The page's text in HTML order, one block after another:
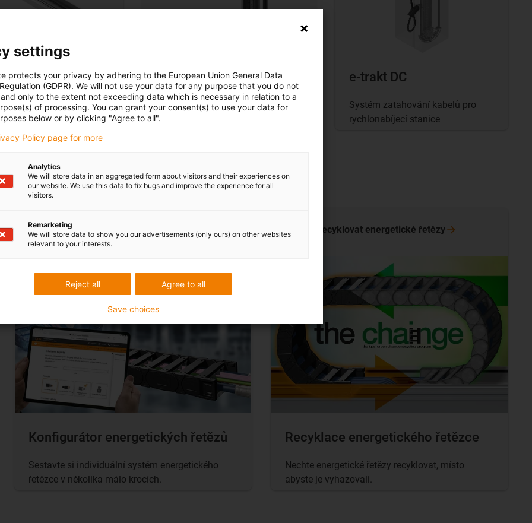
AC horizontální
nabíjecích kabelů pro
AC
e-trakt 3.1
Kompaktní jednotka pro
zatahování kabelů pro nabíjecí
stanice pro elektromobily
e-trakt DC
Systém zatahování kabelů pro
rychlonabíjecí stanice
položky
Konfigurátor energetických řetězů
Sestavte si individuální systém energetického
řetězce v několika málo krocích.
Rychlá konfigurace energetických řetězců
Recyklace energetického řetězce
Nechte energetické řetězy recyklovat, místo
abyste je vyhazovali.
Nechat recyklovat energetické řetězy
settings
protects your privacy by adhering to the European Union General Data
(GDPR). We will not use your data for any purpose that you do not
only to the extent not exceeding data which is necessary in relation to a
of processing. You can grant your consent(s) to use your data for
below or by clicking "Agree to all".
Policy page for more
Analytics
We will store data in an aggregated form about visitors and their experiences on
our website. We use this data to fix bugs and improve the experience for all
visitors.
Remarketing
We will store data to show you our advertisements (only ours) on other websites
relevant to your interests.
Agree to all
Reject all
Save choices